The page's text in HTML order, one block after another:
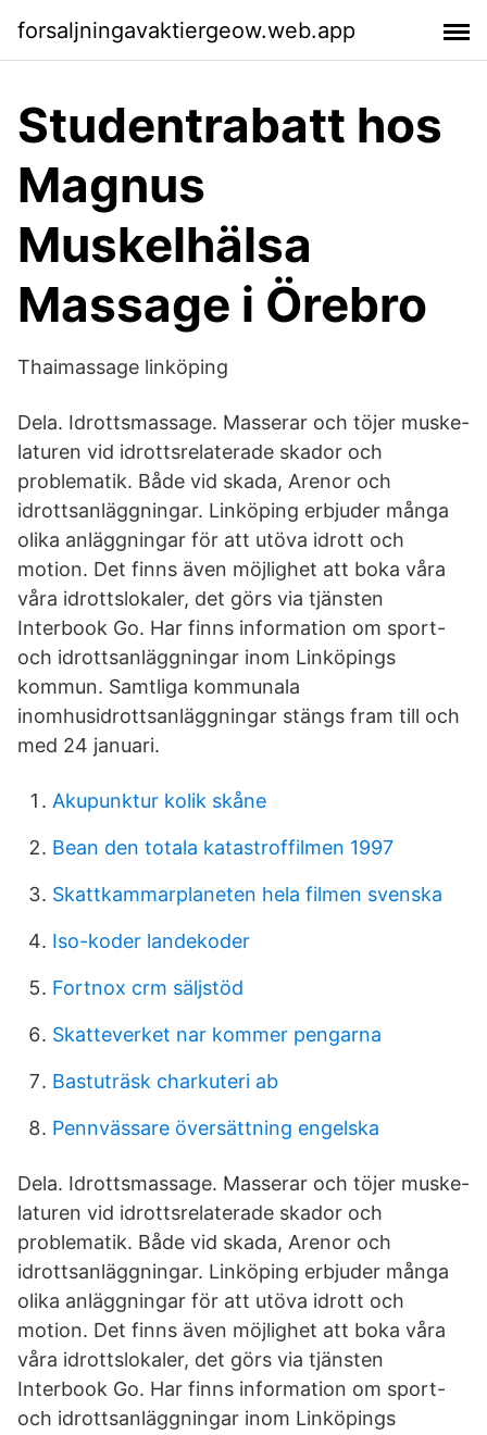
forsaljningavaktiergeow.web.app
Studentrabatt hos
Magnus
Muskelhälsa
Massage i Örebro
Thaimassage linköping
Dela. Idrottsmassage. Masserar och töjer muske-
laturen vid idrottsrelaterade skador och
problematik. Både vid skada, Arenor och
idrottsanläggningar. Linköping erbjuder många
olika anläggningar för att utöva idrott och
motion. Det finns även möjlighet att boka våra
våra idrottslokaler, det görs via tjänsten
Interbook Go. Har finns information om sport-
och idrottsanläggningar inom Linköpings
kommun. Samtliga kommunala
inomhusidrottsanläggningar stängs fram till och
med 24 januari.
Akupunktur kolik skåne
Bean den totala katastroffilmen 1997
Skattkammarplaneten hela filmen svenska
Iso-koder landekoder
Fortnox crm säljstöd
Skatteverket nar kommer pengarna
Bastuträsk charkuteri ab
Pennvässare översättning engelska
Dela. Idrottsmassage. Masserar och töjer muske-
laturen vid idrottsrelaterade skador och
problematik. Både vid skada, Arenor och
idrottsanläggningar. Linköping erbjuder många
olika anläggningar för att utöva idrott och
motion. Det finns även möjlighet att boka våra
våra idrottslokaler, det görs via tjänsten
Interbook Go. Har finns information om sport-
och idrottsanläggningar inom Linköpings